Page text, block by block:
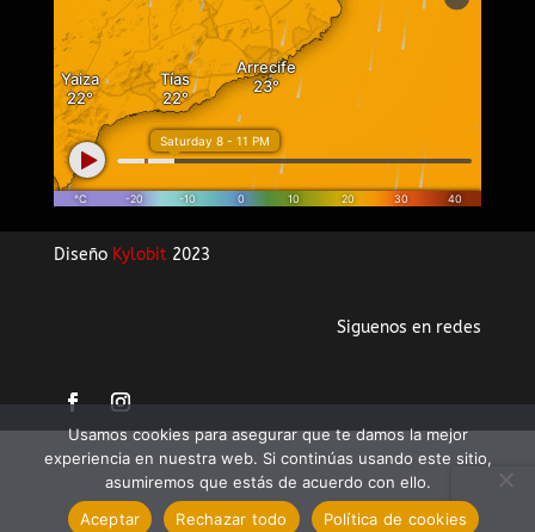
Diseño Kylobit2023
Siguenos en redes
Usamos cookies para asegurar que te damos la mejor
experiencia en nuestra web. Si continúas usando este sitio,
asumiremos que estás de acuerdo con ello.
Aceptar
Rechazar todo Política de cookies